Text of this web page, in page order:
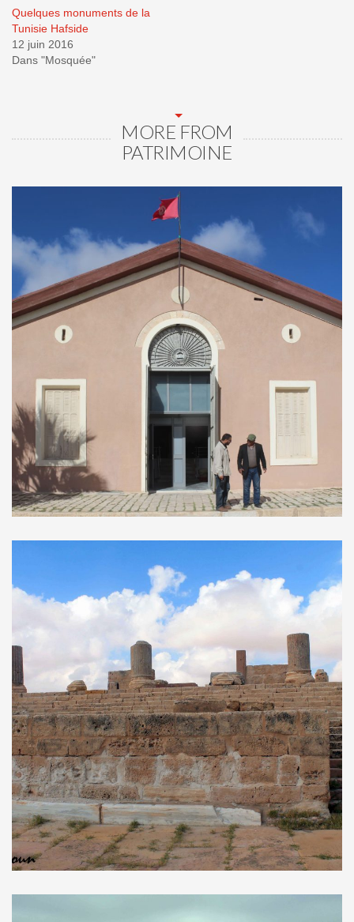
Quelques monuments de la
Tunisie Hafside
12 juin 2016
Dans "Mosquée"
MORE FROM
PATRIMOINE